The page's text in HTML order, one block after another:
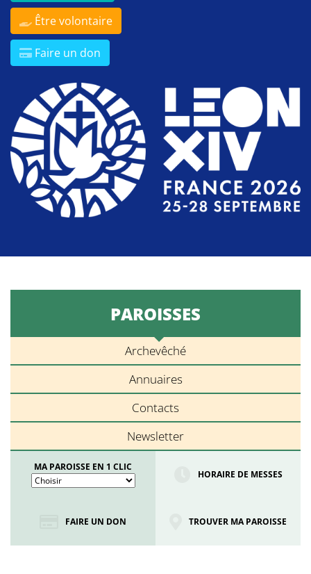
Être volontaire
Faire un don
PAROISSES
Archevêché
Annuaires
Contacts
Newsletter
MA PAROISSE EN 1 CLIC
HORAIRE DE MESSES
FAIRE UN DON TROUVER MA PAROISSE